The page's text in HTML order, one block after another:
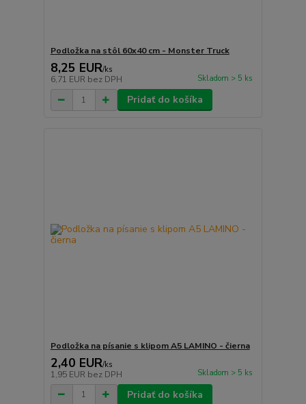
Podložka na stôl 60x40 cm - Monster Truck
8,25 EUR/ks
6,71 EUR bez DPH Skladom > 5 ks
Pridať do košíka
Podložka na písanie s klipom A5 LAMINO - čierna
2,40 EUR/ks
1,95 EUR bez DPH Skladom > 5 ks
Pridať do košíka